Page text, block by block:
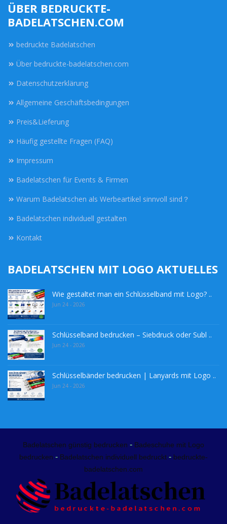
ÜBER BEDRUCKTE-
BADELATSCHEN.COM
bedruckte Badelatschen
Über bedruckte-badelatschen.com
Datenschutzerklärung
Allgemeine Geschäftsbedingungen
Preis&Lieferung
Häufig gestellte Fragen (FAQ)
Impressum
Badelatschen für Events & Firmen
Warum Badelatschen als Werbeartikel sinnvoll sind？
Badelatschen individuell gestalten
Kontakt
BADELATSCHEN MIT LOGO AKTUELLES
Wie gestaltet man ein Schlüsselband mit Logo? ..
Jun 24 - 2026
Schlüsselband bedrucken – Siebdruck oder Subl ..
Jun 24 - 2026
Schlüsselbänder bedrucken | Lanyards mit Logo ..
Jun 24 - 2026
Badelatschen günstig bedrucken - Badeschuhe mit Logo
bedrucken - Badelatschen individuell bedruckt - bedruckte-
badelatschen.com